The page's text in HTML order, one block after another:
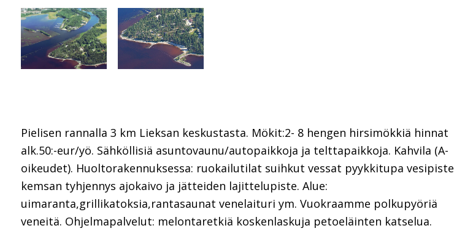
Pielisen rannalla 3 km Lieksan keskustasta. Mökit:2- 8 hengen hirsimökkiä hinnat
alk.50:-eur/yö. Sähköllisiä asuntovaunu/autopaikkoja ja telttapaikkoja. Kahvila (A-
oikeudet). Huoltorakennuksessa: ruokailutilat suihkut vessat pyykkitupa vesipiste
kemsan tyhjennys ajokaivo ja jätteiden lajittelupiste. Alue:
uimaranta,grillikatoksia,rantasaunat venelaituri ym. Vuokraamme polkupyöriä
veneitä. Ohjelmapalvelut: melontaretkiä koskenlaskuja petoeläinten katselua.